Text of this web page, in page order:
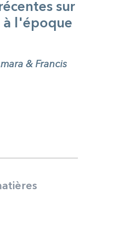
sur
à l'époque
& Francis